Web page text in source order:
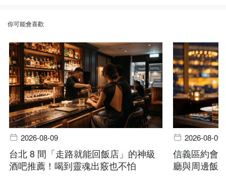
你可能會喜歡
2026-08-09
台北 8 間「走路就能回飯店」的神級
酒吧推薦！喝到靈魂出竅也不怕
2026-08-09
信義區約會
廳與周邊飯